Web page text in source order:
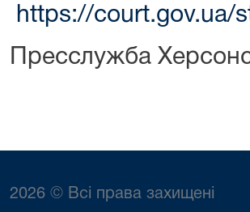
https://court.gov.ua/
Пресслужба
2026 © Всі права захищені